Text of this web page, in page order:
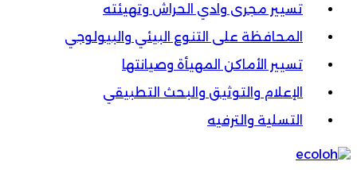
تسيير مجرى وادي الحراش وتهيئته
المحافظة على التنوع البيئي والبيولوجي
تسيير الأماكن المهيأة وصيانتها
الإعلام والتوثيق والبحث التطبيقي
التسلية والترفيه